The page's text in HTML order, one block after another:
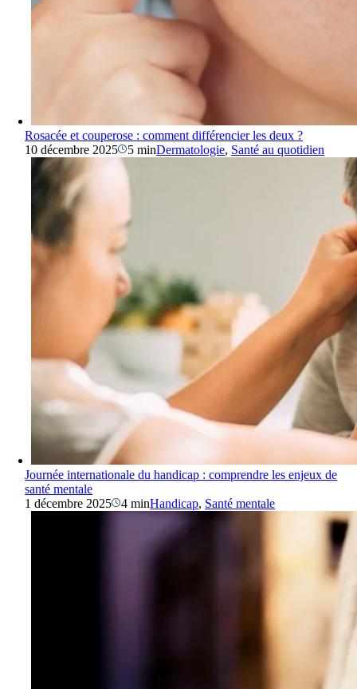
Rosacée et couperose : comment différencier les deux ?
10 décembre 2025
5 minDermatologie, Santé au quotidien
Journée internationale du handicap : comprendre les enjeux de
santé mentale
1 décembre 2025
4 minHandicap, Santé mentale